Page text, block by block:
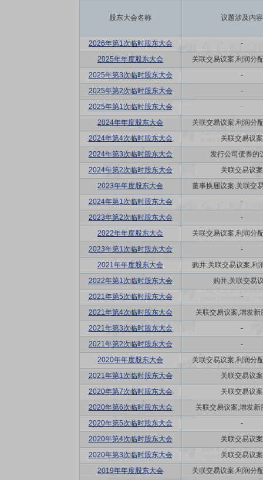
股东大会名称 议题涉及内容
2026年第1次临时股东大会
-
2025年年度股东大会
关联交易议案,利润分
2025年第3次临时股东大会
-
2025年第2次临时股东大会
-
2025年第1次临时股东大会
-
2024年年度股东大会
关联交易议案,利润分
2024年第4次临时股东大会
关联交易议案
2024年第3次临时股东大会
发行公司债券的
2024年第2次临时股东大会
关联交易议案
2023年年度股东大会
董事换届议案,关联交
2024年第1次临时股东大会
-
2023年第2次临时股东大会
-
2022年年度股东大会
关联交易议案,利润分
2023年第1次临时股东大会
-
2021年年度股东大会
购并,关联交易议案,利
2022年第1次临时股东大会
购并,关联交易
2021年第5次临时股东大会
-
2021年第4次临时股东大会
关联交易议案,增发新
2021年第3次临时股东大会
-
2021年第2次临时股东大会
-
2020年年度股东大会
关联交易议案,利润分
2021年第1次临时股东大会
关联交易议案
2020年第7次临时股东大会
关联交易议案
2020年第6次临时股东大会
关联交易议案,增发新
2020年第5次临时股东大会
-
2020年第4次临时股东大会
关联交易议案
2020年第3次临时股东大会
关联交易议案
2019年年度股东大会
关联交易议案,利润分